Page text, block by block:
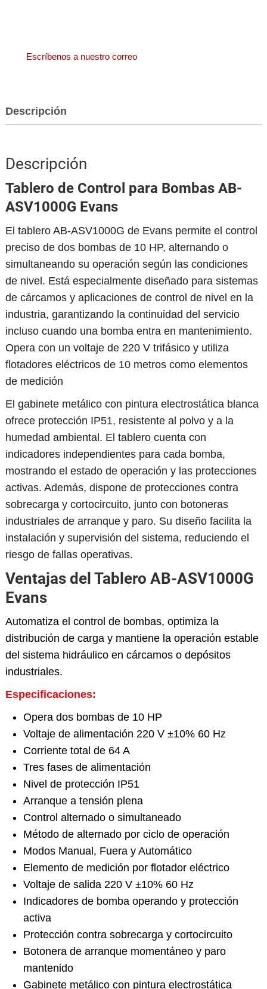
Escríbenos a nuestro correo
Descripción
Descripción
Tablero de Control para Bombas AB-
ASV1000G Evans
El tablero AB-ASV1000G de Evans permite el control
preciso de dos bombas de 10 HP, alternando o
simultaneando su operación según las condiciones
de nivel. Está especialmente diseñado para sistemas
de cárcamos y aplicaciones de control de nivel en la
industria, garantizando la continuidad del servicio
incluso cuando una bomba entra en mantenimiento.
Opera con un voltaje de 220 V trifásico y utiliza
flotadores eléctricos de 10 metros como elementos
de medición
El gabinete metálico con pintura electrostática blanca
ofrece protección IP51, resistente al polvo y a la
humedad ambiental. El tablero cuenta con
indicadores independientes para cada bomba,
mostrando el estado de operación y las protecciones
activas. Además, dispone de protecciones contra
sobrecarga y cortocircuito, junto con botoneras
industriales de arranque y paro. Su diseño facilita la
instalación y supervisión del sistema, reduciendo el
riesgo de fallas operativas.
Ventajas del Tablero AB-ASV1000G
Evans
Automatiza el control de bombas, optimiza la
distribución de carga y mantiene la operación estable
del sistema hidráulico en cárcamos o depósitos
industriales.
Especificaciones:
Opera dos bombas de 10 HP
Voltaje de alimentación 220 V ±10% 60 Hz
Corriente total de 64 A
Tres fases de alimentación
Nivel de protección IP51
Arranque a tensión plena
Control alternado o simultaneado
Método de alternado por ciclo de operación
Modos Manual, Fuera y Automático
Elemento de medición por flotador eléctrico
Voltaje de salida 220 V ±10% 60 Hz
Indicadores de bomba operando y protección
activa
Protección contra sobrecarga y cortocircuito
Botonera de arranque momentáneo y paro
mantenido
Gabinete metálico con pintura electrostática